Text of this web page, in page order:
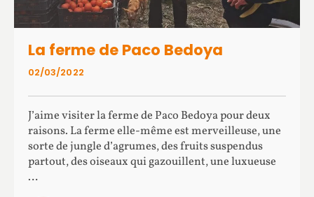
02/03/2022
La ferme de Paco Bedoya
J’aime visiter la ferme de Paco Bedoya pour deux
raisons. La ferme elle-même est merveilleuse, une
sorte de jungle d’agrumes, des fruits suspendus
partout, des oiseaux qui gazouillent, une luxueuse
…